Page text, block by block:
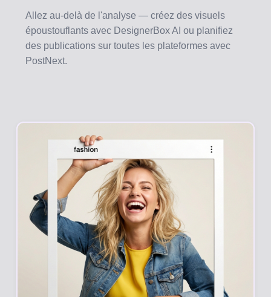
Allez au-delà de l'analyse — créez des visuels
époustouflants avec DesignerBox AI ou planifiez
des publications sur toutes les plateformes avec
PostNext.